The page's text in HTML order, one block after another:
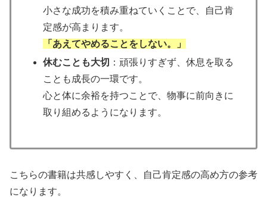
小さな成功を積み重ねていくことで、自己肯
定感が高まります。
「あえてやめることをしない。」
休むことも大切 ：頑張りすぎず、休息を取る
ことも成長の一環です。
心と体に余裕を持つことで、物事に前向きに
取り組めるようになります。
こちらの書籍は共感しやすく、自己肯定感の高め方の参考
になります。